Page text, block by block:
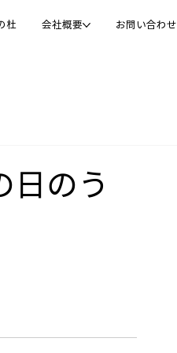
杜 会社概要 お問い合わせ
日のう